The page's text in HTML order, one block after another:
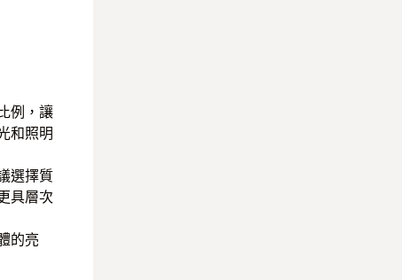
例，讓
和照明
選擇質
具層次
的亮